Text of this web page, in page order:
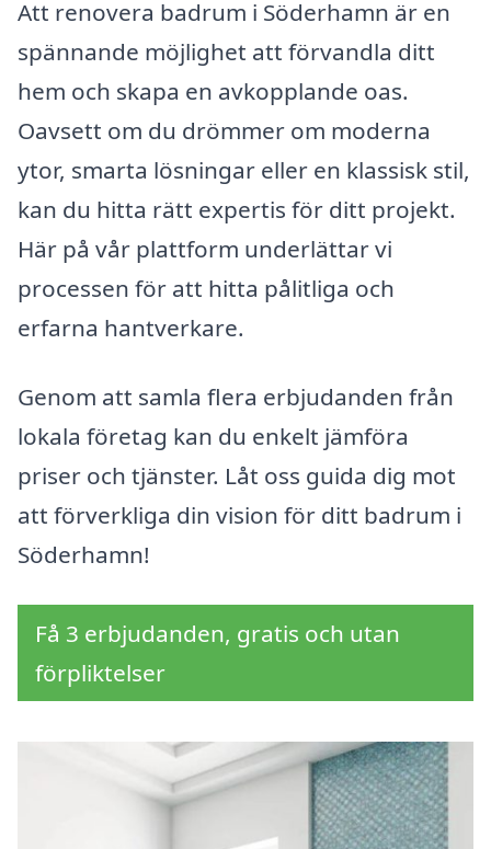
Att renovera badrum i Söderhamn är en
spännande möjlighet att förvandla ditt
hem och skapa en avkopplande oas.
Oavsett om du drömmer om moderna
ytor, smarta lösningar eller en klassisk stil,
kan du hitta rätt expertis för ditt projekt.
Här på vår plattform underlättar vi
processen för att hitta pålitliga och
erfarna hantverkare.
Genom att samla flera erbjudanden från
lokala företag kan du enkelt jämföra
priser och tjänster. Låt oss guida dig mot
att förverkliga din vision för ditt badrum i
Söderhamn!
Få 3 erbjudanden, gratis och utan
förpliktelser